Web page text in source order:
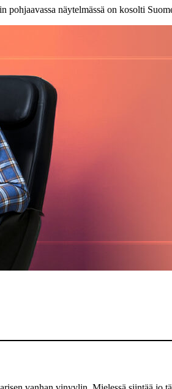
näytelmässä on kosolti